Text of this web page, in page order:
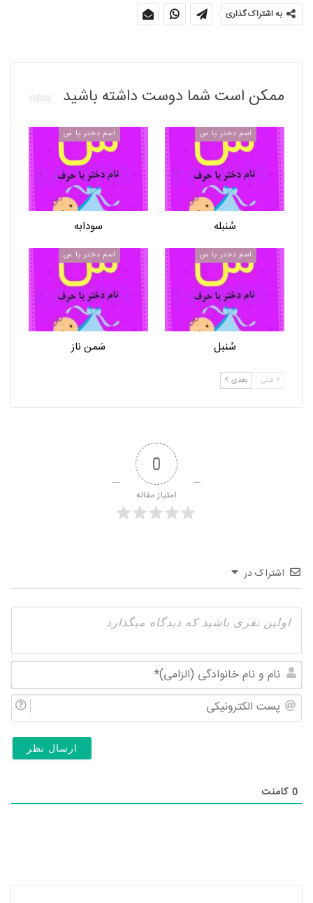
به اشتراک گذاری
ممکن است شما دوست داشته باشید
اسم دختر با س
سُنبله
اسم دختر با س
سودابه
اسم دختر با س
سُنبل
اسم دختر با س
سَمن ناز
قبلی بعدی
0
امتیاز مقاله
اشتراک در
و
0 کامنت